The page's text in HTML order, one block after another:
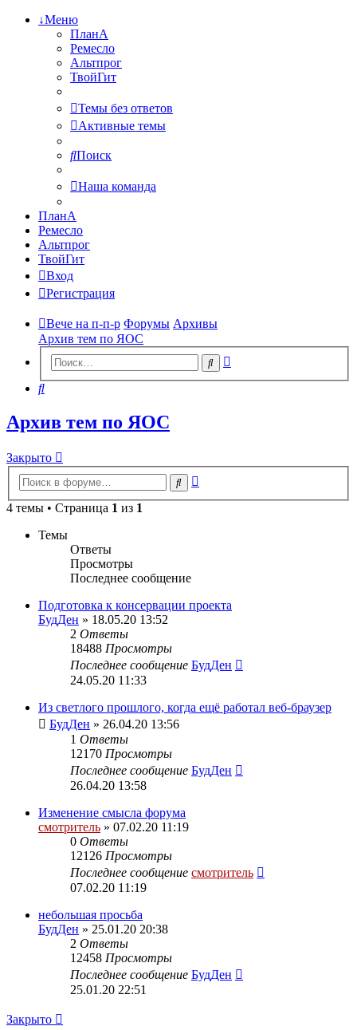
↓Меню
ПланА
Ремесло
Альтпрог
ТвойГит
Темы без ответов
Активные темы
Поиск
Наша команда
ПланА
Ремесло
Альтпрог
ТвойГит
Вход
Регистрация
Вече на п-п-р Форумы Архивы
Архив тем по ЯОС
Поиск
Поиск
Архив тем по ЯОС
Закрыто
Поиск
4 темы • Страница 1 из 1
Темы
Ответы
Просмотры
Последнее сообщение
Подготовка к консервации проекта
БудДен » 18.05.20 13:52
2 Ответы
18488 Просмотры
Последнее сообщение БудДен
24.05.20 11:33
Из светлого прошлого, когда ещё работал веб-браузер
БудДен » 26.04.20 13:56
1 Ответы
12170 Просмотры
Последнее сообщение БудДен
26.04.20 13:58
Изменение смысла форума
смотритель » 07.02.20 11:19
0 Ответы
12126 Просмотры
Последнее сообщение смотритель
07.02.20 11:19
небольшая просьба
БудДен » 25.01.20 20:38
2 Ответы
12458 Просмотры
Последнее сообщение БудДен
25.01.20 22:51
Закрыто